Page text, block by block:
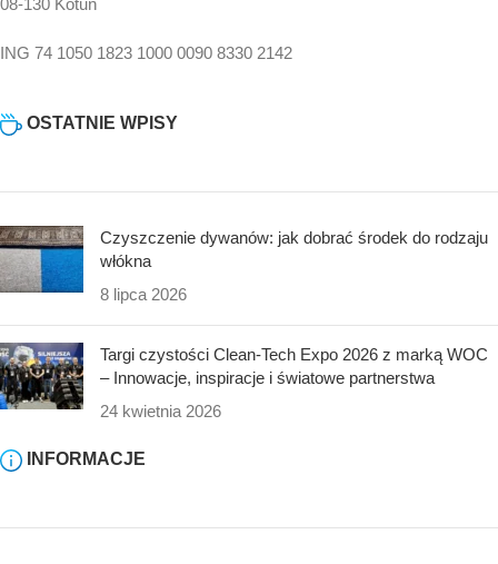
08-130 Kotuń
ING 74 1050 1823 1000 0090 8330 2142
OSTATNIE WPISY
Czyszczenie dywanów: jak dobrać środek do rodzaju
włókna
8 lipca 2026
Targi czystości Clean-Tech Expo 2026 z marką WOC
– Innowacje, inspiracje i światowe partnerstwa
24 kwietnia 2026
INFORMACJE